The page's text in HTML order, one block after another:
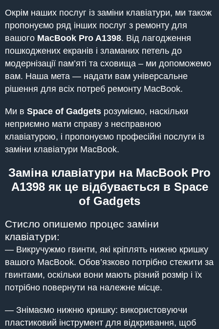
Окрім наших послуг із заміни клавіатури, ми також
пропонуємо ряд інших послуг з ремонту для
вашого MacBook Pro A1398. Від лагодження
пошкоджених екранів і зламаних петель до
модернізації пам’яті та сховища – ми допоможемо
вам. Наша мета — надати вам універсальне
рішення для всіх потреб ремонту MacBook.
Ми в Space of Gadgets розуміємо, наскільки
неприємно мати справу з несправною
клавіатурою, і пропонуємо професійні послуги із
заміни клавіатури MacBook.
Заміна клавіатури на MacBook Pro
A1398 як це відбувається в Space
of Gadgets
Стисло опишемо процес заміни
клавіатури:
— Викручужмо гвинти, які кріплять нижню кришку
вашого MacBook. Обов’язково потрібно стежити за
гвинтами, оскільки вони мають різний розмір і їх
потрібно повернути на належне місце.
— Знімаємо нижню кришку: використовуючи
пластиковий інструмент для відкривання, щоб